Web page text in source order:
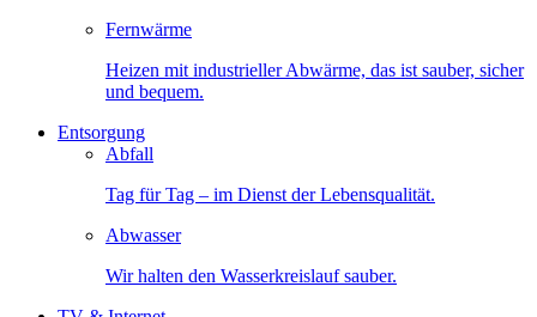
Fernwärme
Heizen mit industrieller Abwärme, das ist sauber, sicher
und bequem.
Entsorgung
Abfall
Tag für Tag – im Dienst der Lebensqualität.
Abwasser
Wir halten den Wasserkreislauf sauber.